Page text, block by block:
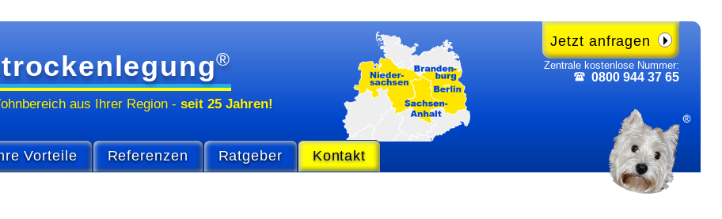
®
aus Ihrer Region-seit 25 Jahren!
Zentrale kosten­lose Nummer:
0800 944 37 65
Jetzt anfragen
Vorteile Referenzen Ratgeber Kontakt